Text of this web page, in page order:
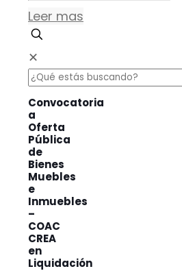
Leer mas
✕
Convocatoria
a
Oferta
Pública
de
Bienes
Muebles
e
Inmuebles
–
COAC
CREA
en
Liquidación